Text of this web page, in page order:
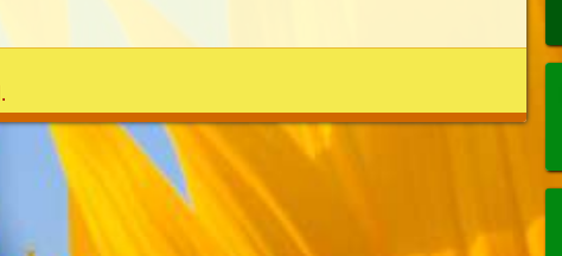
Übertragung
Styles
Kontakt